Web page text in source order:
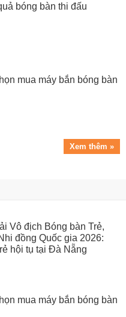
bóng bàn thi đấu
mua máy bắn bóng bàn
Xem thêm »
Vô địch Bóng bàn Trẻ,
đồng Quốc gia 2026:
hội tụ tại Đà Nẵng
mua máy bắn bóng bàn